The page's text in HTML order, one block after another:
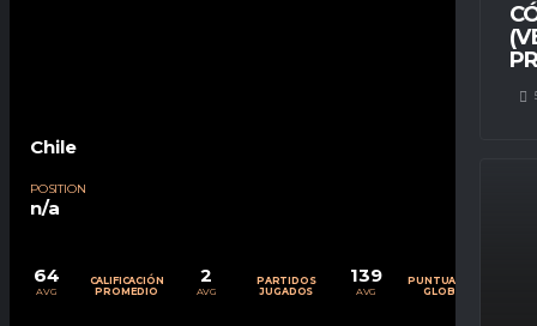
Chile
POSITION
n/a
64
AVG
CALIFICACIÓN
PROMEDIO
2
AVG
PARTIDOS
JUGADOS
139
AVG
PUNTUACIÓN
GLOBAL